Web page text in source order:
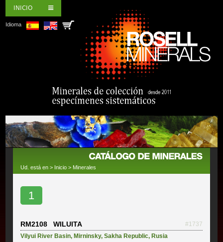
INICIO
Idioma
Ud. está en > Inicio > Minerales
1
RM2108 WILUITA
#1737
Vilyui River Basin, Mirninsky,Sakha Republic, Rusia